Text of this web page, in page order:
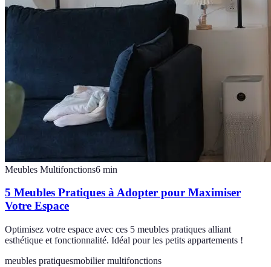
Meubles Multifonctions6 min
5 Meubles Pratiques à Adopter pour Maximiser
Votre Espace
Optimisez votre espace avec ces 5 meubles pratiques alliant
esthétique et fonctionnalité. Idéal pour les petits appartements !
meubles pratiquesmobilier multifonctions